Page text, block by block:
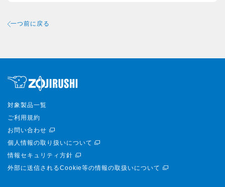
一つ前に戻る
対象製品一覧
ご利用規約
お問い合わせ
個人情報の取り扱いについて
情報セキュリティ方針
外部に送信されるCookie等の情報の取扱いについて